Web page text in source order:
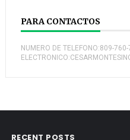
PARA CONTACTOS
NUMERO DE TELEFONO:809-
RECENT POSTS